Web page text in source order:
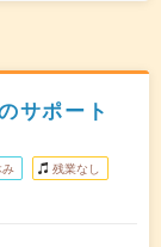
サポート
み 残業なし